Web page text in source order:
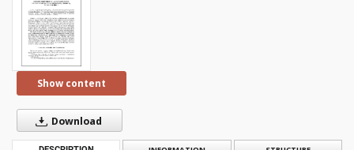
Show content
Download